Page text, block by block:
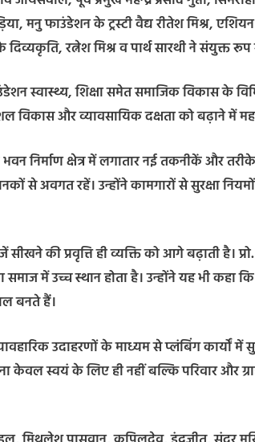
मनु फाउंडेशन के ट्रस्टी वैद्य रीतेश मिश्र,
रत्नेश मिश्र व पार्थ सारथी ने संयुक्त
स्वास्थ्य, शिक्षा समेत समाजिक विकास के
और व्यावसायिक दक्षता को बढ़ाने में
निर्माण क्षेत्र में लगातार नई तकनीकें और
से अवगत रहें। उन्होंने कामगारों से सुरक्षा
सीखने की प्रवृत्ति ही व्यक्ति को आगे बढ़ाती है।
में उच्च स्थान होता है। उन्होंने यह भी कहा
बनते हैं।
उदाहरणों के माध्यम से प्लंबिंग कार्यों में
केवल स्वयं के लिए ही नहीं बल्कि परिवार